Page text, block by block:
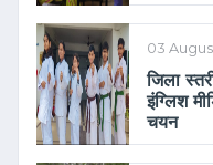
03
जिला
इंग्लिश
चयन